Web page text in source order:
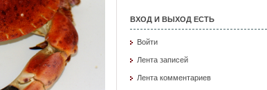
ВХОД И ВЫХОД ЕСТЬ
Войти
Лента записей
Лента комментариев